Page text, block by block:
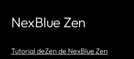
NexBlue Zen
Tutorial deZen de NexBlue Zen